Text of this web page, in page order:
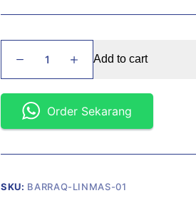
Seragam
Linmas
quantity
Add to cart
Order Sekarang
SKU: BARRAQ-LINMAS-01